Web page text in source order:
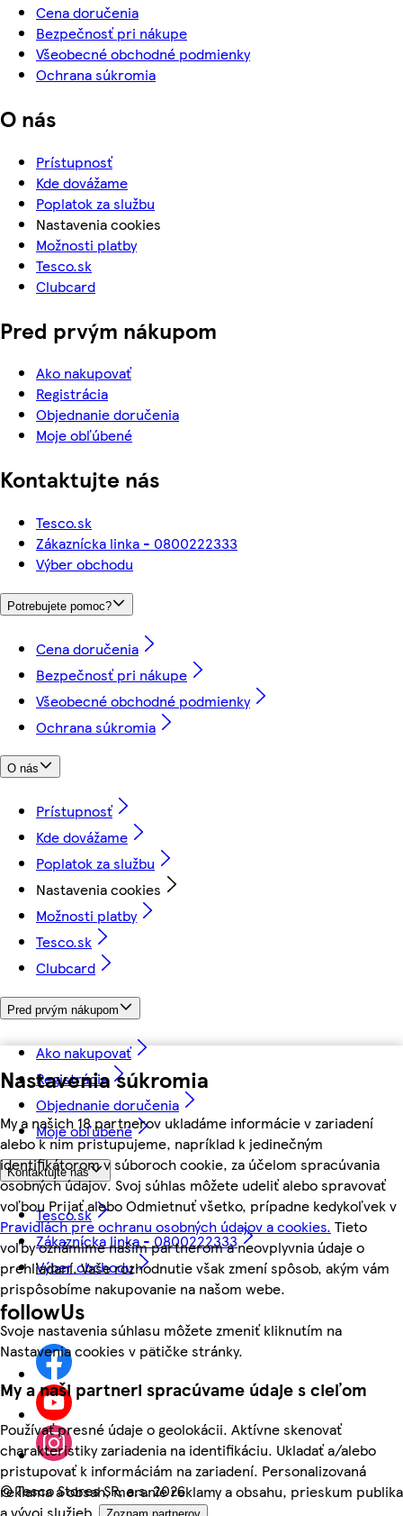
Nastavenia súkromia
My a našich 18 partnerov ukladáme informácie v zariadení
alebo k nim pristupujeme, napríklad k jedinečným
identifikátorom v súboroch cookie, za účelom spracúvania
osobných údajov. Svoj súhlas môžete udeliť alebo spravovať
voľbou Prijať alebo Odmietnuť všetko, prípadne kedykoľvek v
Pravidlách pre ochranu osobných údajov a cookies. Tieto
voľby oznámime našim partnerom a neovplyvnia údaje o
prehliadaní. Vaše rozhodnutie však zmení spôsob, akým vám
prispôsobíme nakupovanie na našom webe.
Svoje nastavenia súhlasu môžete zmeniť kliknutím na
Nastavenia cookies v pätičke stránky.
My a naši partneri spracúvame údaje s cieľom
Používať presné údaje o geolokácii. Aktívne skenovať
charakteristiky zariadenia na identifikáciu. Ukladať a/alebo
pristupovať k informáciám na zariadení. Personalizovaná
reklama a obsah, meranie reklamy a obsahu, prieskum publika
Cena doručenia
Bezpečnosť pri nákupe
Všeobecné obchodné podmienky
Ochrana súkromia
O nás
Prístupnosť
Kde dovážame
Poplatok za službu
Nastavenia cookies
Možnosti platby
Tesco.sk
Clubcard
Pred prvým nákupom
Ako nakupovať
Registrácia
Objednanie doručenia
Moje obľúbené
Kontaktujte nás
Tesco.sk
Zákaznícka linka - 0800222333
Výber obchodu
Potrebujete pomoc?
Cena doručenia
Bezpečnosť pri nákupe
Všeobecné obchodné podmienky
Ochrana súkromia
O nás
Prístupnosť
Kde dovážame
Poplatok za službu
Nastavenia cookies
Možnosti platby
Tesco.sk
Clubcard
Pred prvým nákupom
Ako nakupovať
Registrácia
Objednanie doručenia
Moje obľúbené
Kontaktujte nás
Tesco.sk
Zákaznícka linka - 0800222333
Výber obchodu
followUs
©Tesco Stores SR, a.s. 2026